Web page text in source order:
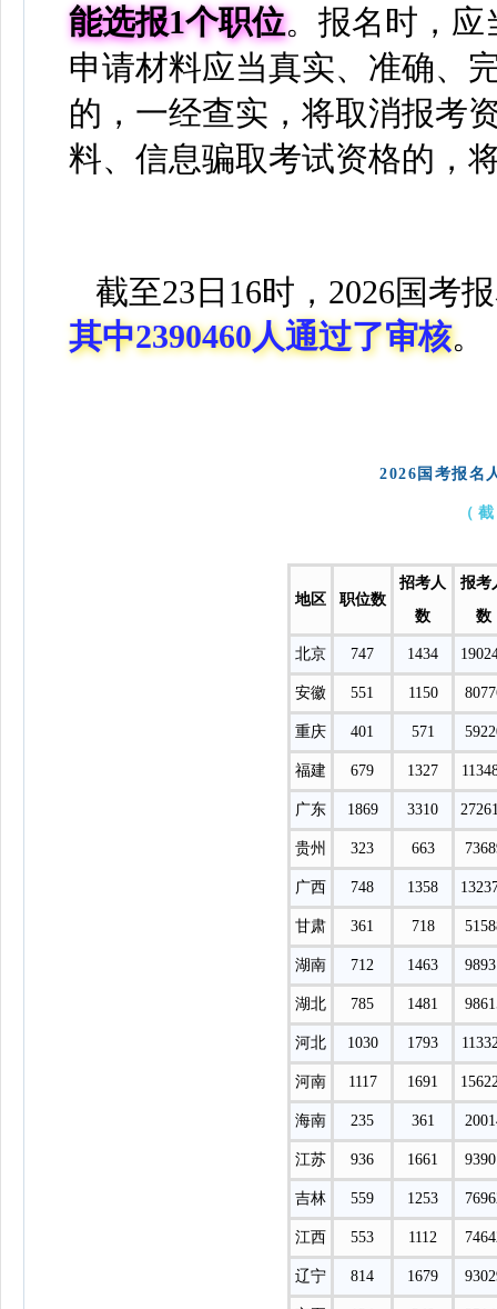
能选报1个职位。报名时，应
申请材料应当真实、准确、
的，一经查实，将取消报考
料、信息骗取考试资格的，
截至23日16时，2026国考
其中2390460人通过了审核。
2026国考报名
（
地区 职位数
招考人
数
报考
数
北京 747 1434
安徽 551 1150
重庆 401 571
福建 679 1327
广东 1869 3310
贵州 323 663
广西 748 1358
甘肃 361 718
湖南 712 1463
湖北 785 1481
河北 1030 1793
河南 1117 1691
海南 235 361
江苏 936 1661
吉林 559 1253
江西 553 1112
辽宁 814 1679